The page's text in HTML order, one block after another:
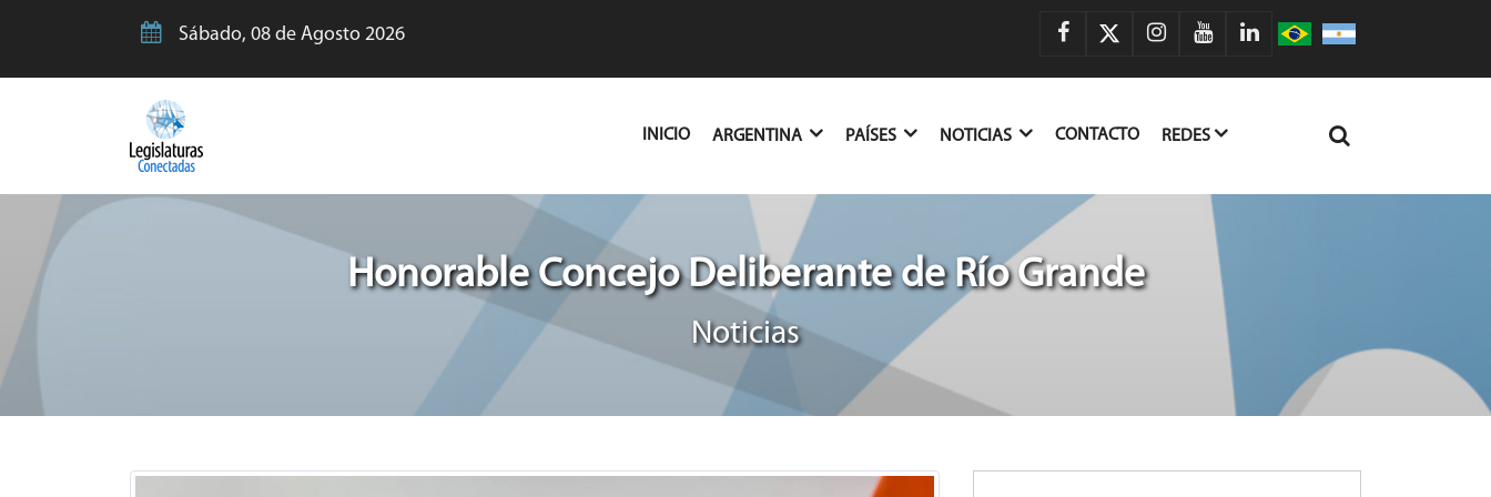
Sábado, 08 de Agosto 2026
INICIO(CURRENT)
ARGENTINA PAÍSES NOTICIAS CONTACTO REDES
Honorable Concejo Deliberante de Río Grande
Noticias